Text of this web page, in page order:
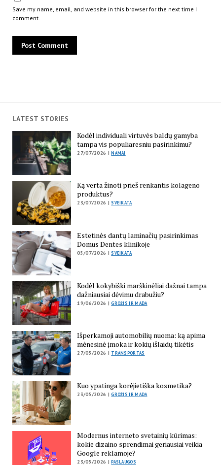
Save my name, email, and website in this browser for the next time I
comment.
LATEST STORIES
Kodėl individuali virtuvės baldų gamyba
tampa vis populiaresniu pasirinkimu?
27/07/2026 |NAMAI
Ką verta žinoti prieš renkantis kolageno
produktus?
23/07/2026 |SVEIKATA
Estetinės dantų laminačių pasirinkimas
Domus Dentes klinikoje
05/07/2026 |SVEIKATA
Kodėl kokybiški marškinėliai dažnai tampa
dažniausiai dėvimu drabužiu?
19/06/2026 |GROŽIS IR MADA
Išperkamoji automobilių nuoma: ką apima
mėnesinė įmoka ir kokių išlaidų tikėtis
27/05/2026 | TRANSPORTAS
Kuo ypatinga korėjietiška kosmetika?
23/05/2026 |GROŽIS IR MADA
Modernus interneto svetainių kūrimas:
kokie dizaino sprendimai geriausiai veikia
Google reklamoje?
23/05/2026 |PASLAUGOS